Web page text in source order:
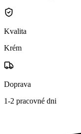
Kvalita
Krém
Doprava
1-2 pracovné dni